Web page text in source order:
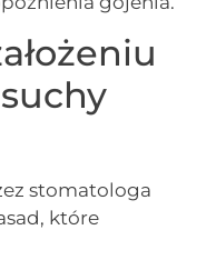
stomatologa
które